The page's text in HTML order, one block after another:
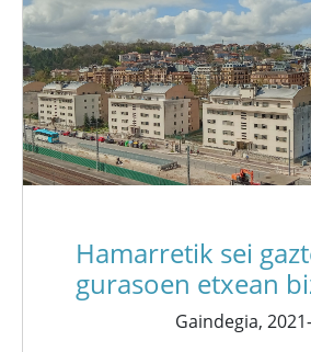
Hamarretik sei
gurasoen etxean
Gaindegia,